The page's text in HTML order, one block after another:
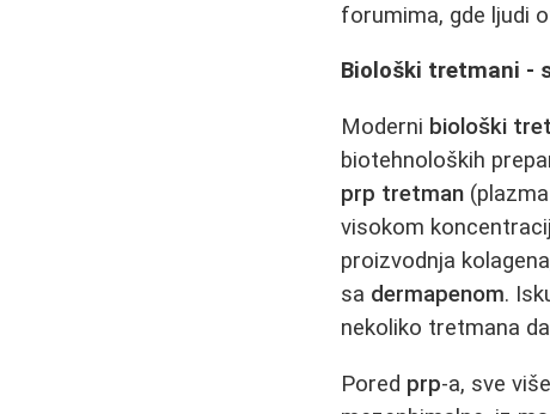
forumima, gde ljudi
Biološki tretmani -
Moderni biološki
biotehnoloških
prp tretman
visokom
proizvodnja
sa dermapenom.
nekoliko tretmana
Pored prp-a, sve